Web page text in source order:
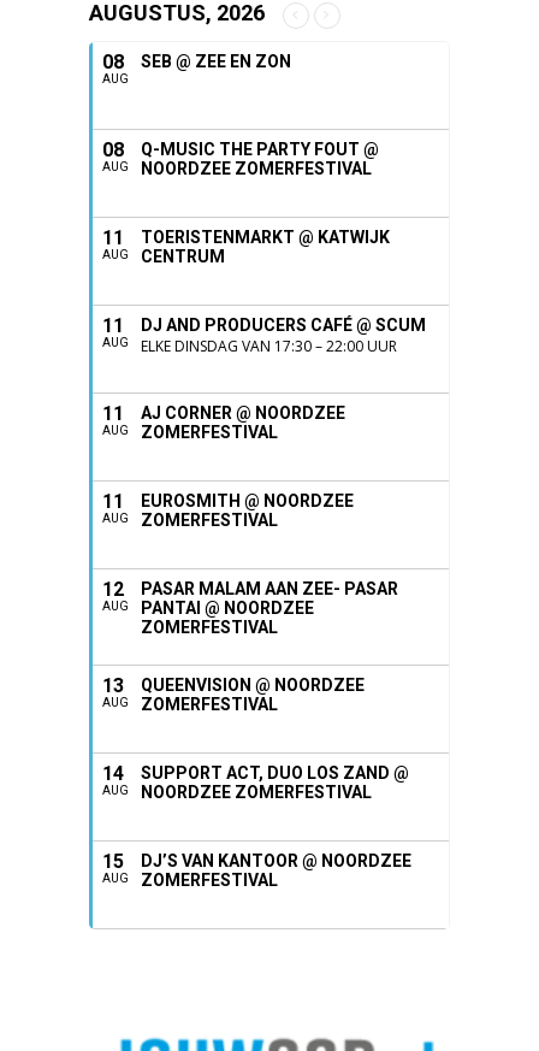
AUGUSTUS, 2026
08
AUG
SEB @ ZEE EN ZON
08
AUG
Q-MUSIC THE PARTY FOUT @
NOORDZEE ZOMERFESTIVAL
11
AUG
TOERISTENMARKT @ KATWIJK
CENTRUM
11
AUG
DJ AND PRODUCERS CAFÉ @ SCUM
ELKE DINSDAG VAN 17:30 – 22:00 UUR
11
AUG
AJ CORNER @ NOORDZEE
ZOMERFESTIVAL
11
AUG
EUROSMITH @ NOORDZEE
ZOMERFESTIVAL
12
AUG
PASAR MALAM AAN ZEE- PASAR
PANTAI @ NOORDZEE
ZOMERFESTIVAL
13
AUG
QUEENVISION @ NOORDZEE
ZOMERFESTIVAL
14
AUG
SUPPORT ACT, DUO LOS ZAND @
NOORDZEE ZOMERFESTIVAL
15
AUG
DJ’S VAN KANTOOR @ NOORDZEE
ZOMERFESTIVAL